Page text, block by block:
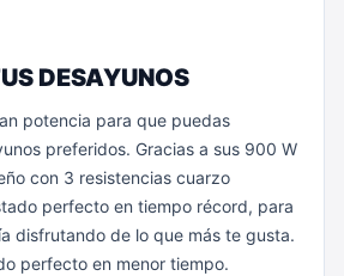
DESAYUNOS
potencia para que puedas
preferidos. Gracias a sus 900 W
con 3 resistencias cuarzo
perfecto en tiempo récord, para
disfrutando de lo que más te gusta.
perfecto en menor tiempo.